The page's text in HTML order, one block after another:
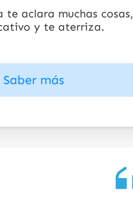
te aclara muchas cosas,
y te aterriza.
Saber más